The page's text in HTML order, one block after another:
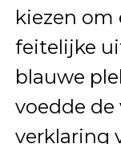
kiezen om
feitelijke
blauwe
voedde de
verklaring